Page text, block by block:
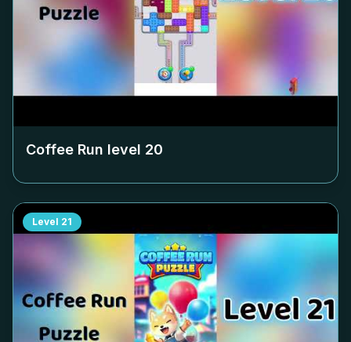
Coffee Run level 20
Level 21